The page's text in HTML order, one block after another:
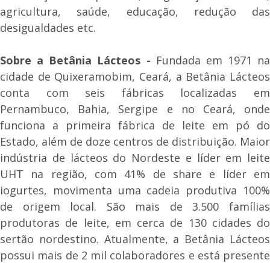
agricultura, saúde, educação, redução das
desigualdades etc.
Sobre a Betânia Lácteos - Fundada em 1971 na
cidade de Quixeramobim, Ceará, a Betânia Lácteos
conta com seis fábricas localizadas em
Pernambuco, Bahia, Sergipe e no Ceará, onde
funciona a primeira fábrica de leite em pó do
Estado, além de doze centros de distribuição. Maior
indústria de lácteos do Nordeste e líder em leite
UHT na região, com 41% de share e líder em
iogurtes, movimenta uma cadeia produtiva 100%
de origem local. São mais de 3.500 famílias
produtoras de leite, em cerca de 130 cidades do
sertão nordestino. Atualmente, a Betânia Lácteos
possui mais de 2 mil colaboradores e está presente